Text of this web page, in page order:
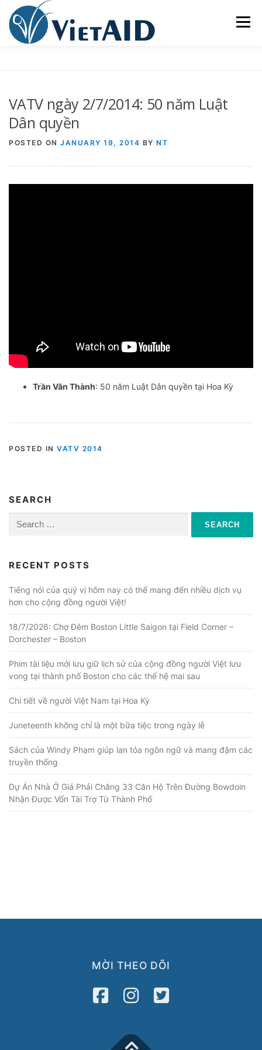
content
Menu
TRUNG TÂM CỘNG ĐỒNG SINH HOẠT
VATV ngày 2/7/2014: 50 năm Luật
Dân quyền
POSTED ON JANUARY 19, 2014 BY NT
Trần Văn Thành: 50 năm Luật Dân quyền tại Hoa Kỳ
POSTED IN VATV 2014
SEARCH
for:
RECENT POSTS
Tiếng nói của quý vị hôm nay có thể mang đến nhiều dịch vụ
hơn cho cộng đồng người Việt!
18/7/2026: Chợ Đêm Boston Little Saigon tại Field Corner –
Dorchester – Boston
Phim tài liệu mới lưu giữ lịch sử của cộng đồng người Việt lưu
vong tại thành phố Boston cho các thế hệ mai sau
Chi tiết về người Việt Nam tại Hoa Kỳ
Juneteenth không chỉ là một bữa tiệc trong ngày lễ
Sách của Windy Phạm giúp lan tỏa ngôn ngữ và mang đậm các
truyền thống
Dự Án Nhà Ở Giá Phải Chăng 33 Căn Hộ Trên Đường Bowdoin
Nhận Được Vốn Tài Trợ Từ Thành Phố
MỜI THEO DÕI